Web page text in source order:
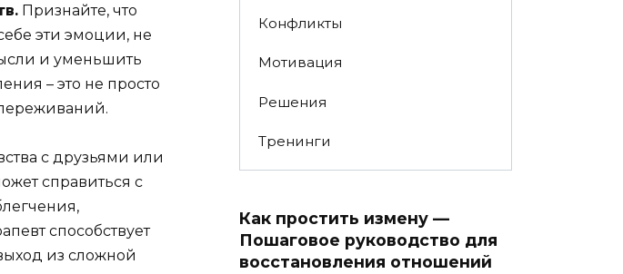
Признайте, что
эти эмоции, не
и уменьшить
– это не просто
с друзьями или
справиться с
способствует
из сложной
Конфликты
Мотивация
Решения
Тренинги
Как простить измену —
Пошаговое руководство для
восстановления отношений